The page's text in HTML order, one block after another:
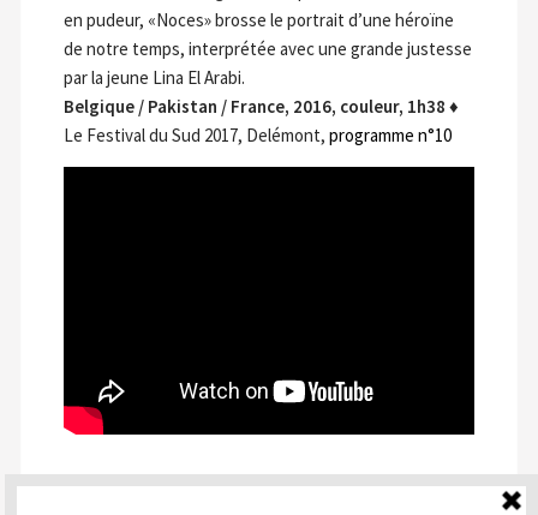
en pudeur, «Noces» brosse le portrait d’une héroïne
de notre temps, interprétée avec une grande justesse
par la jeune Lina El Arabi.
Belgique / Pakistan / France, 2016, couleur, 1h38 ♦
Le Festival du Sud 2017, Delémont, programme n°10